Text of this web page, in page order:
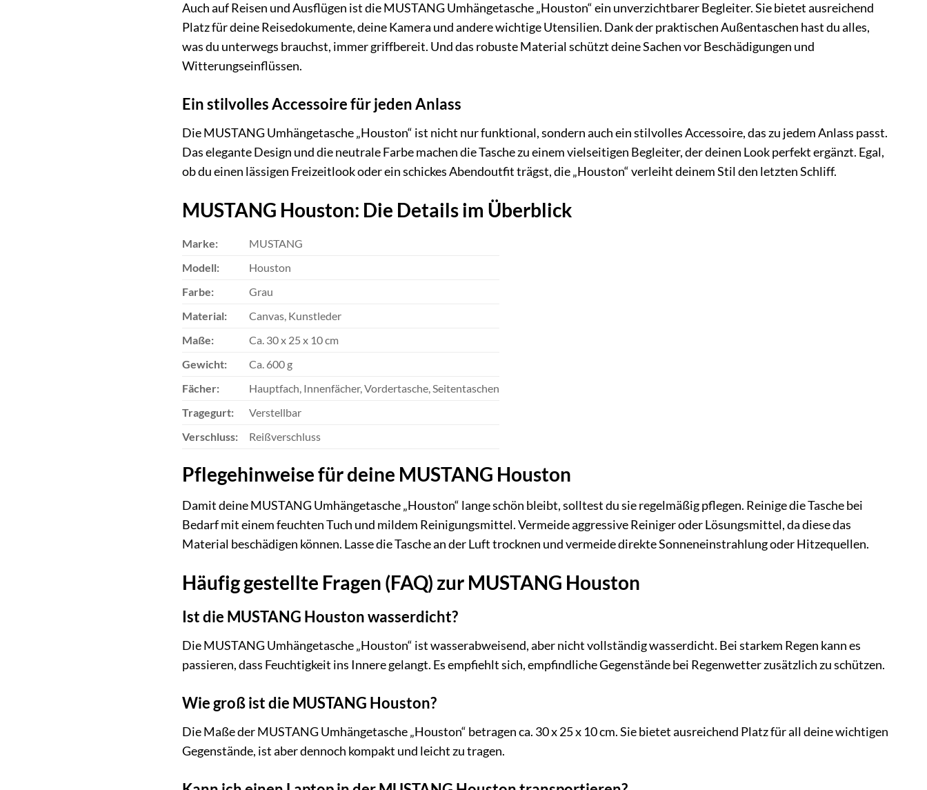
Auch auf Reisen und Ausflügen ist die MUSTANG Umhängetasche „Houston“ ein unverzichtbarer Begleiter. Sie bietet ausreichend
Platz für deine Reisedokumente, deine Kamera und andere wichtige Utensilien. Dank der praktischen Außentaschen hast du alles,
was du unterwegs brauchst, immer griffbereit. Und das robuste Material schützt deine Sachen vor Beschädigungen und
Witterungseinflüssen.
Ein stilvolles Accessoire für jeden Anlass
Die MUSTANG Umhängetasche „Houston“ ist nicht nur funktional, sondern auch ein stilvolles Accessoire, das zu jedem Anlass passt.
Das elegante Design und die neutrale Farbe machen die Tasche zu einem vielseitigen Begleiter, der deinen Look perfekt ergänzt. Egal,
ob du einen lässigen Freizeitlook oder ein schickes Abendoutfit trägst, die „Houston“ verleiht deinem Stil den letzten Schliff.
MUSTANG Houston: Die Details im Überblick
Marke:
MUSTANG
Modell:
Houston
Farbe:
Grau
Material:
Canvas, Kunstleder
Maße:
Ca. 30 x 25 x 10 cm
Gewicht:
Ca. 600 g
Fächer:
Hauptfach, Innenfächer, Vordertasche, Seitentaschen
Tragegurt:
Verstellbar
Verschluss:
Reißverschluss
Pflegehinweise für deine MUSTANG Houston
Damit deine MUSTANG Umhängetasche „Houston“ lange schön bleibt, solltest du sie regelmäßig pflegen. Reinige die Tasche bei
Bedarf mit einem feuchten Tuch und mildem Reinigungsmittel. Vermeide aggressive Reiniger oder Lösungsmittel, da diese das
Material beschädigen können. Lasse die Tasche an der Luft trocknen und vermeide direkte Sonneneinstrahlung oder Hitzequellen.
Häufig gestellte Fragen (FAQ) zur MUSTANG Houston
Ist die MUSTANG Houston wasserdicht?
Die MUSTANG Umhängetasche „Houston“ ist wasserabweisend, aber nicht vollständig wasserdicht. Bei starkem Regen kann es
passieren, dass Feuchtigkeit ins Innere gelangt. Es empfiehlt sich, empfindliche Gegenstände bei Regenwetter zusätzlich zu schützen.
Wie groß ist die MUSTANG Houston?
Die Maße der MUSTANG Umhängetasche „Houston“ betragen ca. 30 x 25 x 10 cm. Sie bietet ausreichend Platz für all deine wichtigen
Gegenstände, ist aber dennoch kompakt und leicht zu tragen.